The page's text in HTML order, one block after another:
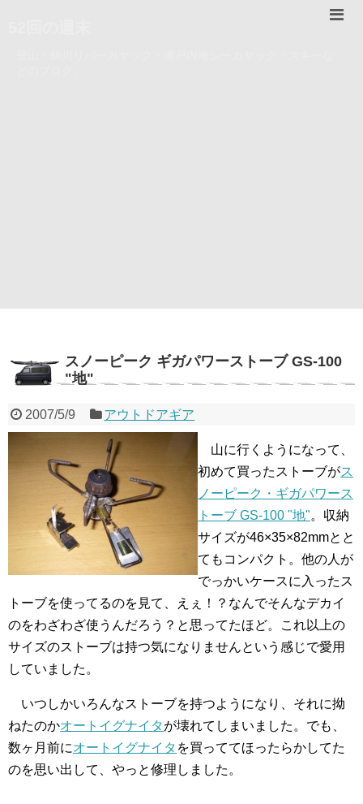
スノーピーク ギガパワーストーブ GS-100
"地"
2007/5/9 アウトドアギア
山に行くようになって、
初めて買ったストーブがス
ノーピーク・ギガパワース
トーブ GS-100 "地"。収納
サイズが46×35×82mmとと
てもコンパクト。他の人が
でっかいケースに入ったス
トーブを使ってるのを見て、えぇ！？なんでそんなデカイ
のをわざわざ使うんだろう？と思ってたほど。これ以上の
サイズのストーブは持つ気になりませんという感じで愛用
していました。
いつしかいろんなストーブを持つようになり、それに拗
ねたのかオートイグナイタが壊れてしまいました。でも、
数ヶ月前にオートイグナイタ を買っててほったらかしてた
のを思い出して、やっと修理しました。